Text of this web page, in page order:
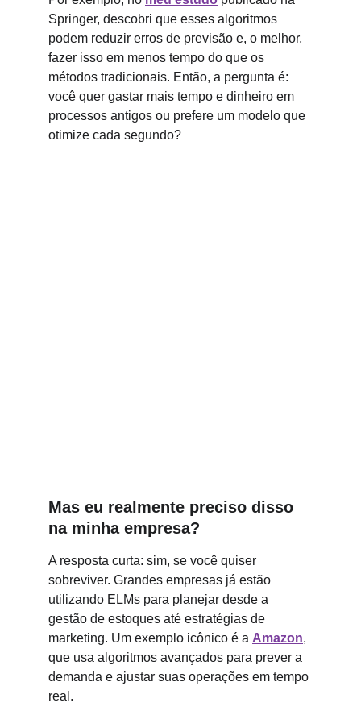
Springer, descobri que esses algoritmos
podem reduzir erros de previsão e, o melhor,
fazer isso em menos tempo do que os
métodos tradicionais. Então, a pergunta é:
você quer gastar mais tempo e dinheiro em
processos antigos ou prefere um modelo que
otimize cada segundo?
Mas eu realmente preciso disso
na minha empresa?
A resposta curta: sim, se você quiser
sobreviver. Grandes empresas já estão
utilizando ELMs para planejar desde a
gestão de estoques até estratégias de
marketing. Um exemplo icônico é a Amazon,
que usa algoritmos avançados para prever a
demanda e ajustar suas operações em tempo
real.